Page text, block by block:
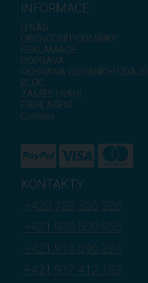
INFORMACE
O NÁS
OBCHODNÍ PODMÍNKY
REKLAMACE
DOPRAVA
OCHRANA OSOBNÍCH ÚDAJŮ
BLOG
ZAMĚSTNÁNÍ
PŘIHLÁŠENÍ
Cookies
KONTAKTY
+420 723 355 306
+421 905 500 955
+421 915 696 394
+421 917 412 193